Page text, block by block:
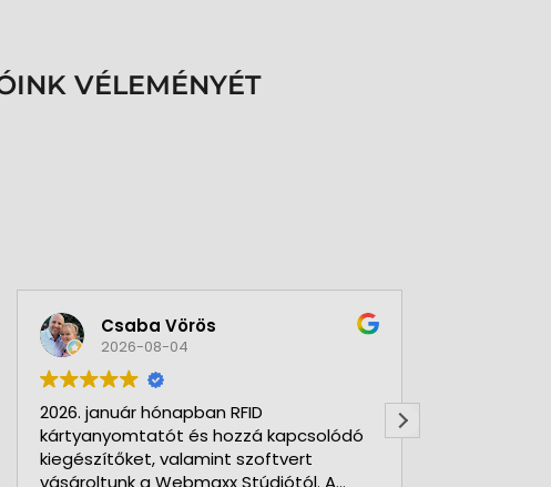
VÉLEMÉNYÉT
Csaba Vörös
2026-08-04
2026. január hónapban RFID
kártyanyomtatót és hozzá kapcsolódó
kiegészítőket, valamint szoftvert
vásároltunk a Webmaxx Stúdiótól. A